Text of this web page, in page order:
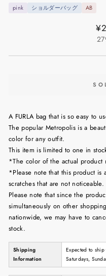
pink ショルダーバッグ AB
A FURLA bag that is so easy to
The popular Metropolis is a
color for any outfit.
This item is limited to one in
*The color of the actual product
*Please note that this product is
scratches that are not noticeable.
Please note that since the
simultaneously on other
nationwide, we may have to
stock.
Shipping
Information
Expected to
Saturdays,